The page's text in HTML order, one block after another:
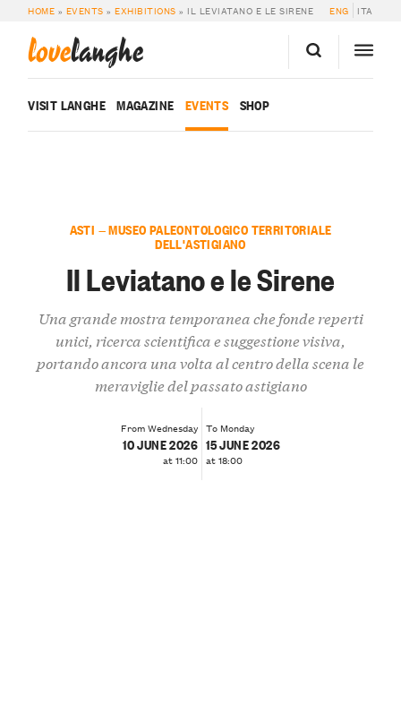
HOME » EVENTS »EXHIBITIONS » IL LEVIATANO E LE SIRENE ENG ITA
lovelanghe
VISIT LANGHE MAGAZINE EVENTS SHOP
ASTI — MUSEO PALEONTOLOGICO TERRITORIALE
DELL'ASTIGIANO
Il Leviatano e le Sirene
Una grande mostra temporanea che fonde reperti
unici, ricerca scientifica e suggestione visiva,
portando ancora una volta al centro della scena le
meraviglie del passato astigiano
From Wednesday
10 JUNE 2026
at 11:00
To Monday
15 JUNE 2026
at 18:00